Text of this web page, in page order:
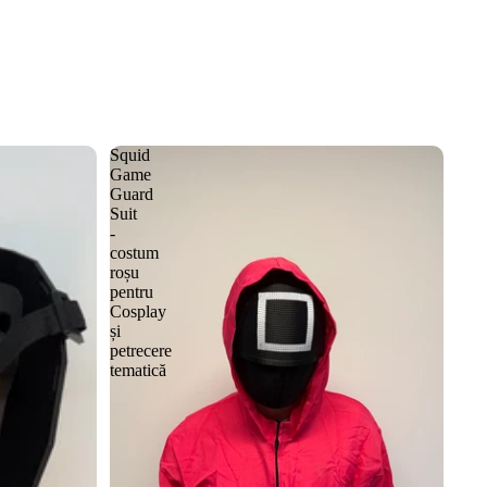
Squid
Game
Guard
Suit
-
costum
roșu
pentru
Cosplay
și
petrecere
tematică